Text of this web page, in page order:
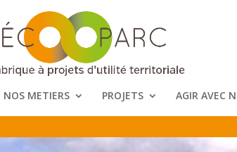
NOS METIERS PROJETS AGIR AVEC